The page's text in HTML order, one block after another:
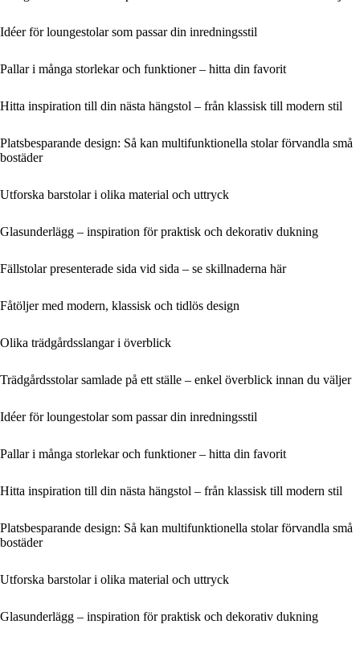
Idéer för loungestolar som passar din inredningsstil
Pallar i många storlekar och funktioner – hitta din favorit
Hitta inspiration till din nästa hängstol – från klassisk till modern stil
Platsbesparande design: Så kan multifunktionella stolar förvandla små
bostäder
Utforska barstolar i olika material och uttryck
Glasunderlägg – inspiration för praktisk och dekorativ dukning
Fällstolar presenterade sida vid sida – se skillnaderna här
Fåtöljer med modern, klassisk och tidlös design
Olika trädgårdsslangar i överblick
Trädgårdsstolar samlade på ett ställe – enkel överblick innan du väljer
Idéer för loungestolar som passar din inredningsstil
Pallar i många storlekar och funktioner – hitta din favorit
Hitta inspiration till din nästa hängstol – från klassisk till modern stil
Platsbesparande design: Så kan multifunktionella stolar förvandla små
bostäder
Utforska barstolar i olika material och uttryck
Glasunderlägg – inspiration för praktisk och dekorativ dukning